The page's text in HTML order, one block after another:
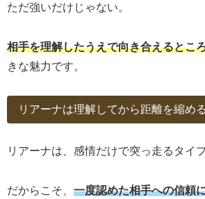
ただ強いだけじゃない。
相手を理解したうえで向き合えるとこ
きな魅力です。
リアーナは理解してから距離を縮め
リアーナは、感情だけで突っ走るタイ
だからこそ、 一度認めた相手への信頼